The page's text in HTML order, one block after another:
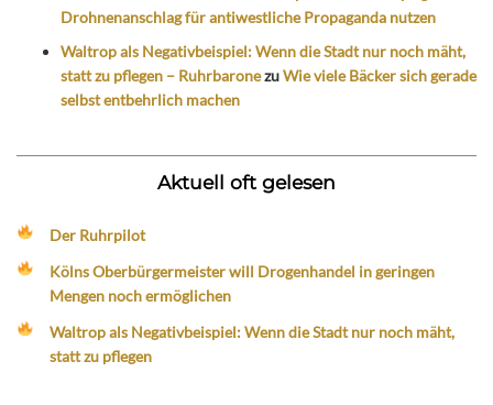
Drohnenanschlag für antiwestliche Propaganda nutzen
Waltrop als Negativbeispiel: Wenn die Stadt nur noch mäht,
statt zu pflegen – RuhrbaronezuWie viele Bäcker sich gerade
selbst entbehrlich machen
Aktuell oft gelesen
Der Ruhrpilot
Kölns Oberbürgermeister will Drogenhandel in geringen
Mengen noch ermöglichen
Waltrop als Negativbeispiel: Wenn die Stadt nur noch mäht,
statt zu pflegen